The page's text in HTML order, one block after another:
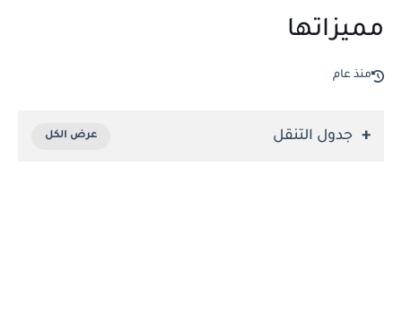
مميزاتها
منذ عام
جدول التنقل